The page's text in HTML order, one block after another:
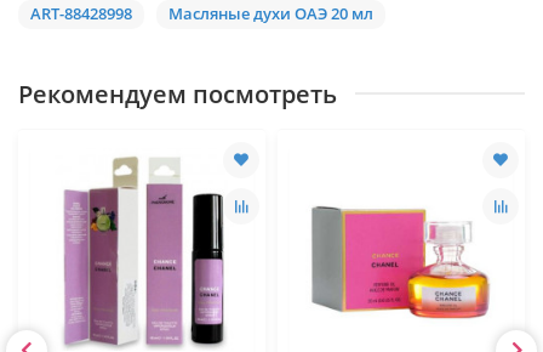
ART-88428998
Масляные духи ОАЭ 20 мл
Рекомендуем посмотреть